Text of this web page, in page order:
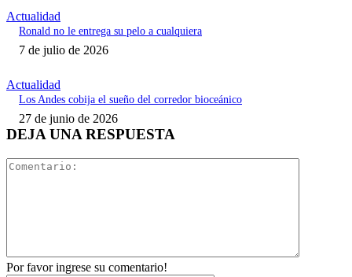
Actualidad
Ronald no le entrega su pelo a cualquiera
7 de julio de 2026
Actualidad
Los Andes cobija el sueño del corredor bioceánico
27 de junio de 2026
DEJA UNA RESPUESTA
Por favor ingrese su comentario!